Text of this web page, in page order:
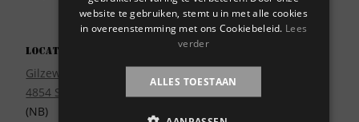
Locatie
Gilzeweg 17
4854 SE Bavel
(NB)
Meest gestelde vragen
Privacy
website te gebruiken, stemt u in met alle cookies
in overeenstemming met ons Cookiebeleid. Lees
verder
ALLES TOESTAAN